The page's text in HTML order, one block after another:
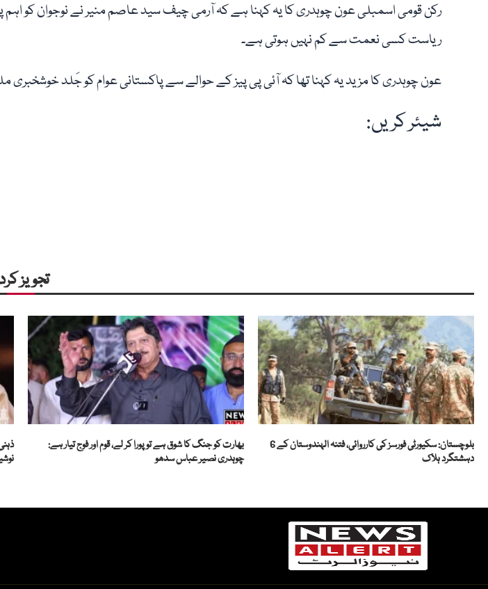
رکن قومی اسمبلی عون چوہدری کا یہ کہنا ہے کہ آرمی چیف سید عاصم منیر نے نوجوان کو اہم
ریاست کسی نعمت سے کم نہیں ہوتی ہے۔
عون چوہدری کا مزید یہ کہنا تھا کہ آئی پی پیز کے حوالے سے پاکستانی عوام کو جَلد خوشخبری
شیئر کریں:
تجویز
بلوچستان: سکیورٹی فورسز کی کارروائی، فتنہ الہندوستان کے 6
دہشتگرد ہلاک
بھارت کو جنگ کا شوق ہے تو پورا کر لے، قوم اور فوج تیار ہے:
چوہدری نصیر عباس سدھو